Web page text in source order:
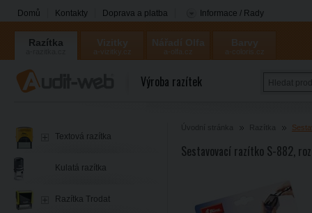
Domů Kontakty Doprava a platba Informace / Rady
Razítka
a-vizitky.cz
Coloris
Výroba razítek
Sestavovací razítko S-882,
Textová razítka
Kulatá razítka
Razítka Trodat